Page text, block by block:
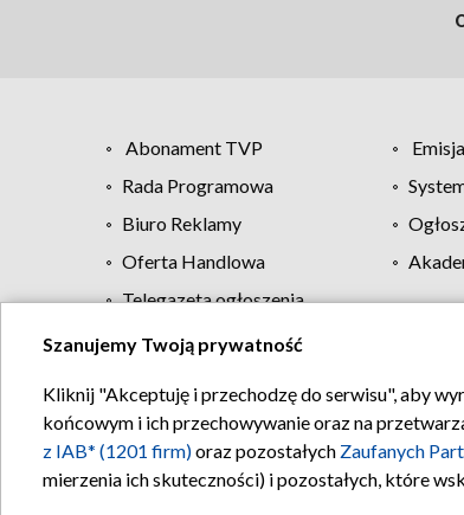
Abonament TVP
Rada Programowa
Biuro Reklamy
Oferta Handlowa
Telegazeta ogłoszenia
Szanujemy Twoją prywatność
Kliknij "Akceptuję i przechodzę do serwisu", aby
końcowym i ich przechowywanie oraz na
z IAB* (1201 firm)oraz pozostałych Zaufanych
mierzenia ich skuteczności) i pozostałych, które